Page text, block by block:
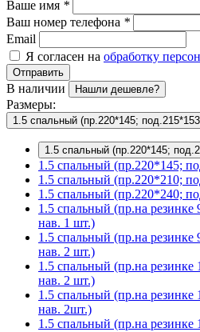
Ваше имя *
Ваш номер телефона *
Email
Я согласен на обработку
Отправить
В наличии Нашли дешевле?
Размеры:
1.5 спальный (пр.220*145;
1.5 спальный (пр.220*145;
1.5 спальный (пр.220*145;
1.5 спальный (пр.220*210;
1.5 спальный (пр.220*240;
1.5 спальный (пр.на
нав. 1 шт.)
1.5 спальный (пр.на
нав. 2 шт.)
1.5 спальный (пр.на
нав. 2 шт.)
1.5 спальный (пр.на
нав. 2шт.)
1.5 спальный (пр.на